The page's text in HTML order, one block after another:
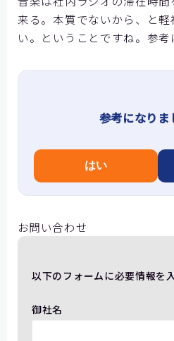
来る。本質でないから、と
い。ということですね。参考
参考になりま
はい
お問い合わせ
以下のフォームに必要情報を
御社名